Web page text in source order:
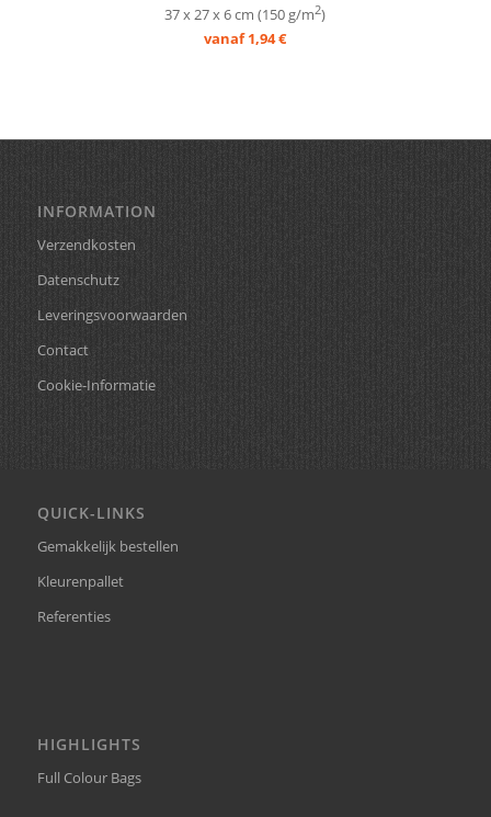
37 x 27 x 6 cm (150 g/m2)
vanaf 1,94 €
INFORMATION
Verzendkosten
Datenschutz
Leveringsvoorwaarden
Contact
Cookie-Informatie
QUICK-LINKS
Gemakkelijk bestellen
Kleurenpallet
Referenties
HIGHLIGHTS
Full Colour Bags